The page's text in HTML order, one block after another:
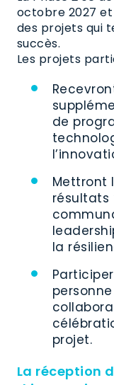
octobre 2027
des projets qui
succès.
Les projets
de
Mettront
résultats
la
projet.
La réception